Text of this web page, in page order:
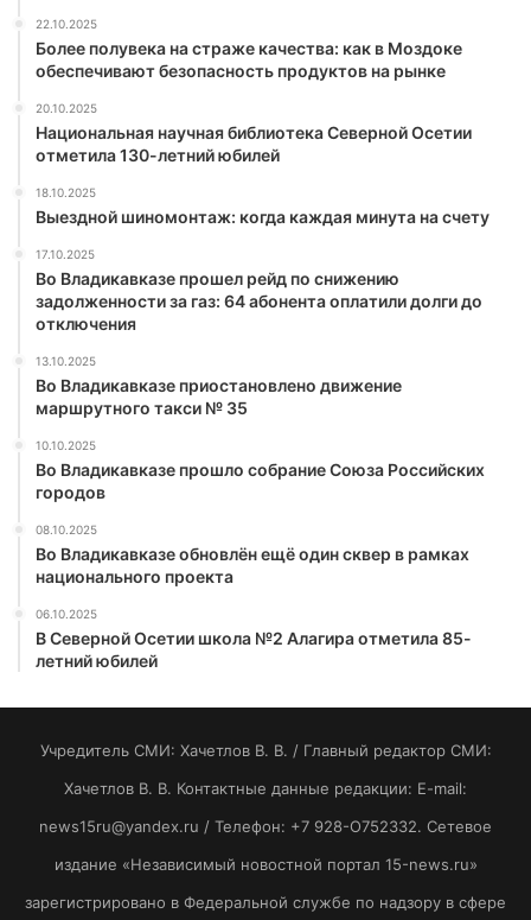
22.10.2025
Более полувека на страже качества: как в Моздоке
обеспечивают безопасность продуктов на рынке
20.10.2025
Национальная научная библиотека Северной Осетии
отметила 130-летний юбилей
18.10.2025
Выездной шиномонтаж: когда каждая минута на счету
17.10.2025
Во Владикавказе прошел рейд по снижению
задолженности за газ: 64 абонента оплатили долги до
отключения
13.10.2025
Во Владикавказе приостановлено движение
маршрутного такси № 35
10.10.2025
Во Владикавказе прошло собрание Союза Российских
городов
08.10.2025
Во Владикавказе обновлён ещё один сквер в рамках
национального проекта
06.10.2025
В Северной Осетии школа №2 Алагира отметила 85-
летний юбилей
Учредитель СМИ: Хaчeтлoв B. B. / Главный редактор СМИ:
Хaчeтлoв B. B. Контактные данные редакции: E-mail:
news15ru@yandex.ru / Телефон: +7 928-O752332. Сетевое
издание «Независимый новостной портал 15-news.ru»
зарегистрировано в Федеральной службе по надзору в сфере